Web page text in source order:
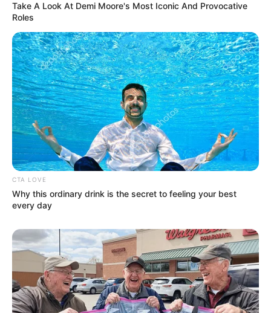
Take A Look At Demi Moore's Most Iconic And Provocative
Roles
CTA LOVE
Why this ordinary drink is the secret to feeling your best
every day